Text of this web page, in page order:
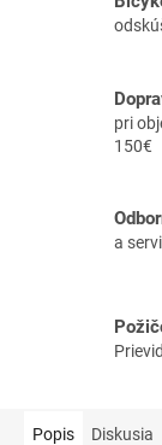
pri
150€
a
Popis Diskusia